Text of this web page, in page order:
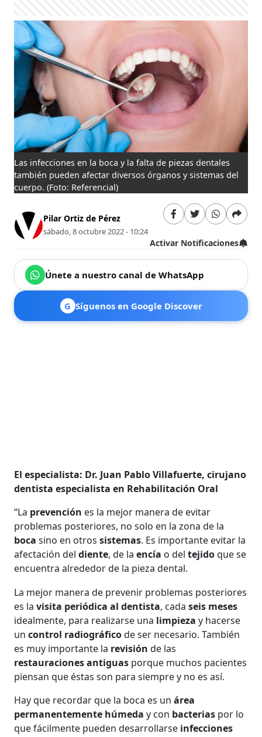
Las infecciones en la boca y la falta de piezas dentales
también pueden afectar diversos órganos y sistemas del
cuerpo. (Foto: Referencial)
Pilar Ortiz de Pérez
sábado, 8 octubre 2022 - 10:24
Activar Notificaciones
Únete a nuestro canal de WhatsApp
G Síguenos en Google Discover
El especialista: Dr. Juan Pablo Villafuerte, cirujano
dentista especialista en Rehabilitación Oral
“La prevención es la mejor manera de evitar
problemas posteriores, no solo en la zona de la
bocasino en otrossistemas. Es importante evitar la
afectación deldiente, de laencía o deltejidoque se
encuentra alrededor de la pieza dental.
La mejor manera de prevenir problemas posteriores
es lavisita periódica al dentista, cadaseis meses
idealmente, para realizarse una limpiezay hacerse
uncontrol radiográficode ser necesario. También
es muy importante la revisiónde las
restauraciones antiguas porque muchos pacientes
piensan que éstas son para siempre y no es así.
Hay que recordar que la boca es unárea
permanentemente húmeday con bacterias por lo
que fácilmente pueden desarrollarse infecciones